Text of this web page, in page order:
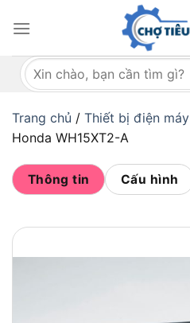
qua
dungTìm
kiếm:
Trang chủ / Thiết bị điện máy
Honda WH15XT2-A
Thông tin Cấu hình